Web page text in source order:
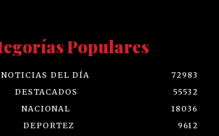
Populares
NOTICIAS DEL DÍA
72983
DESTACADOS
55532
NACIONAL
18036
DEPORTEZ
9612